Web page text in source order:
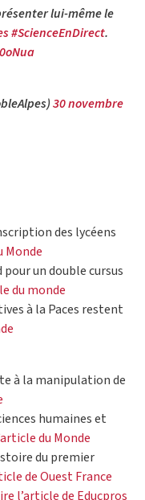
lui-même le
#ScienceEnDirect.
30 novembre
des lycéens
Monde
pour un double cursus
du monde
à la Paces restent
à la manipulation de
humaines et
du Monde
du premier
de Ouest France
l’article de Educpros